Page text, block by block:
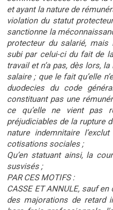
et ayant la nature de
violation du statut
sanctionne la
protecteur du salarié,
subi par celui-ci du fait de
travail et n’a pas, dès lors,
salaire ; que le fait qu’elle
duodecies du code
constituant pas une
ce qu’elle ne vient pas
préjudiciables de la rupture
nature indemnitaire
cotisations sociales ;
Qu’en statuant ainsi, la
susvisés ;
PAR CES MOTIFS :
CASSE ET ANNULE, sauf
des majorations de retard